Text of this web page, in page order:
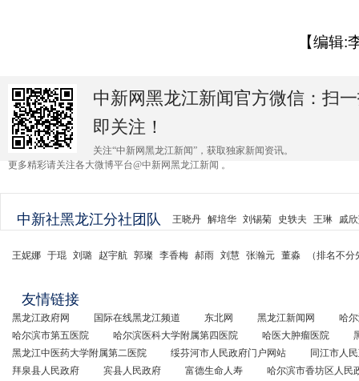
【编辑:
中新网黑龙江新闻官方微信：扫
即关注！
关注“中新网黑龙江新闻”，获取独家新闻资讯。
更多精彩请关注各大微博平台@中新网黑龙江新闻 。
中新社黑龙江分社团队 王晓丹 解培华 刘锡菊 史轶夫 王琳 戚
王妮娜 于琨 刘璐 赵宇航 郭璨 李香梅 郝雨 刘慧 张瀚元 董淼 （排名不
友情链接
黑龙江政府网 国际在线黑龙江频道 东北网 黑龙江新闻网
哈
哈尔滨市第五医院
哈尔滨医科大学附属第四医院 哈医大肿瘤医院
黑龙江中医药大学附属第二医院
绥芬河市人民政府门户网站
同江市人
拜泉县人民政府
宾县人民政府 富德生命人寿 哈尔滨市香坊区人民